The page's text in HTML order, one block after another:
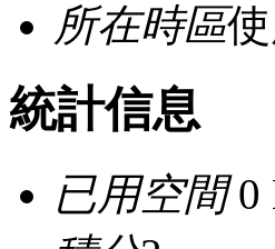
所在時區
統計信息
已用空間0